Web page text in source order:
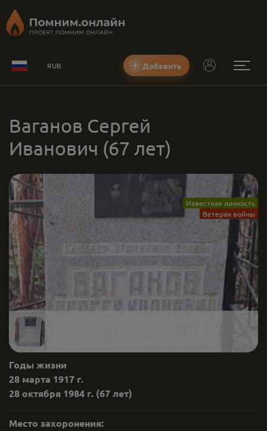
RUB Добавить
Ваганов Сергей
Иванович (67 лет)
Известная личность
Ветеран войны
Годы жизни
28 марта 1917 г.
28 октября 1984 г. (67 лет)
Место захоронения: